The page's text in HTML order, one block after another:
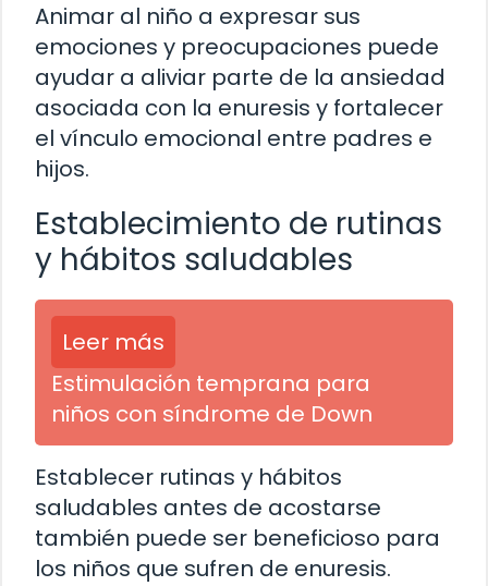
Animar al niño a expresar sus
emociones y preocupaciones puede
ayudar a aliviar parte de la ansiedad
asociada con la enuresis y fortalecer
el vínculo emocional entre padres e
hijos.
Establecimiento de rutinas
y hábitos saludables
Leer más
Estimulación temprana para
niños con síndrome de Down
Establecer rutinas y hábitos
saludables antes de acostarse
también puede ser beneficioso para
los niños que sufren de enuresis.